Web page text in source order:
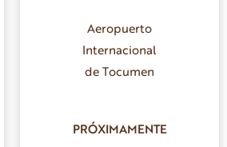
Aeropuerto
Internacional
de Tocumen
PRÓXIMAMENTE